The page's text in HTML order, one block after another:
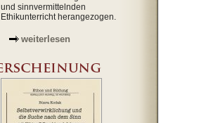
und sinnvermittelnden
Ethikunterricht herangezogen.
weiterlesen